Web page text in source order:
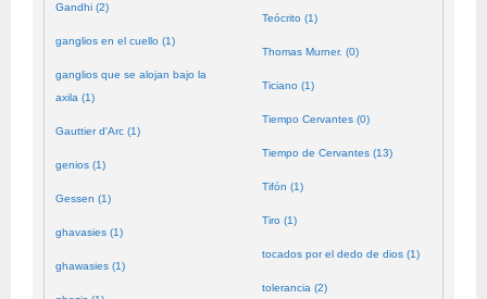
Gandhi (2)
ganglios en el cuello (1)
ganglios que se alojan bajo la
axila (1)
Gauttier d'Arc (1)
genios (1)
Gessen (1)
ghavasies (1)
ghawasies (1)
Teócrito (1)
Thomas Murner. (0)
Ticiano (1)
Tiempo Cervantes (0)
Tiempo de Cervantes (13)
Tifón (1)
Tiro (1)
tocados por el dedo de dios (1)
tolerancia (2)